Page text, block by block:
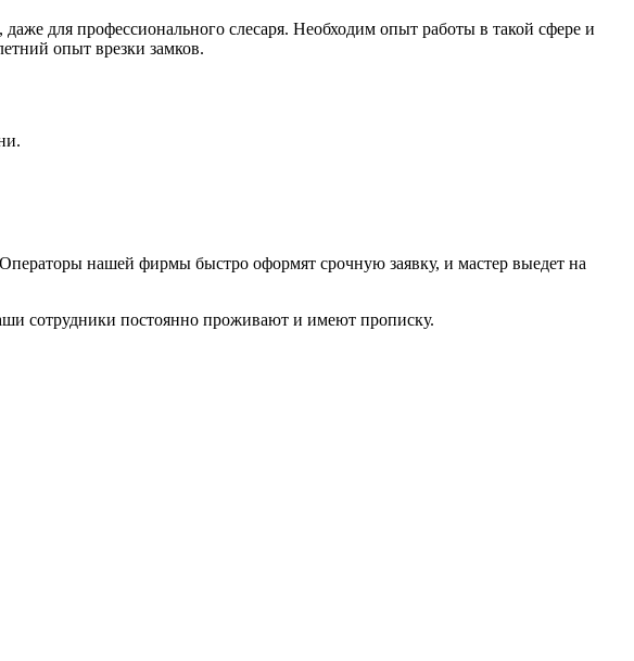
для профессионального слесаря. Необходим опыт работы в такой сфере и
опыт врезки замков.
нашей фирмы быстро оформят срочную заявку, и мастер выедет на
сотрудники постоянно проживают и имеют прописку.